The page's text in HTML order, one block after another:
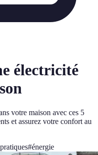
électricité
votre maison avec ces 5
et assurez votre confort au
#énergie